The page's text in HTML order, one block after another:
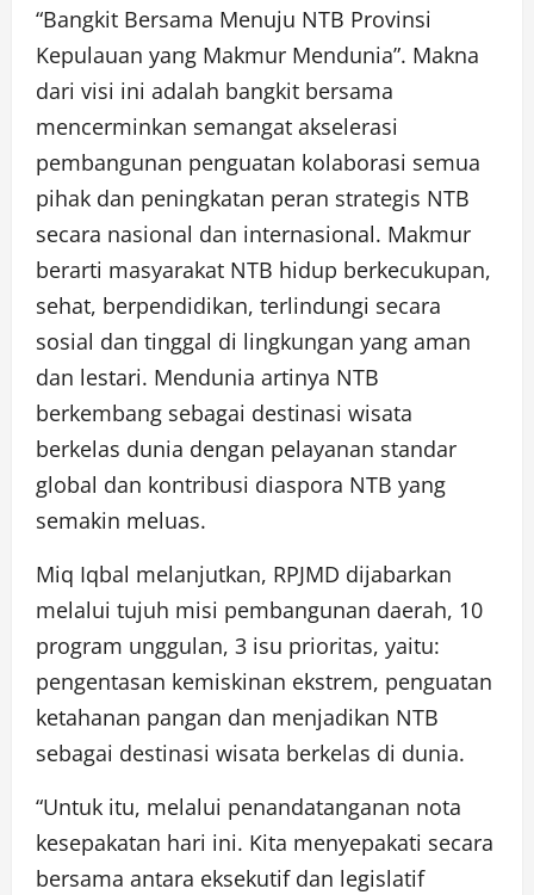
“Bangkit Bersama Menuju NTB Provinsi
Kepulauan yang Makmur Mendunia”. Makna
dari visi ini adalah bangkit bersama
mencerminkan semangat akselerasi
pembangunan penguatan kolaborasi semua
pihak dan peningkatan peran strategis NTB
secara nasional dan internasional. Makmur
berarti masyarakat NTB hidup berkecukupan,
sehat, berpendidikan, terlindungi secara
sosial dan tinggal di lingkungan yang aman
dan lestari. Mendunia artinya NTB
berkembang sebagai destinasi wisata
berkelas dunia dengan pelayanan standar
global dan kontribusi diaspora NTB yang
semakin meluas.
Miq Iqbal melanjutkan, RPJMD dijabarkan
melalui tujuh misi pembangunan daerah, 10
program unggulan, 3 isu prioritas, yaitu:
pengentasan kemiskinan ekstrem, penguatan
ketahanan pangan dan menjadikan NTB
sebagai destinasi wisata berkelas di dunia.
“Untuk itu, melalui penandatanganan nota
kesepakatan hari ini. Kita menyepakati secara
bersama antara eksekutif dan legislatif